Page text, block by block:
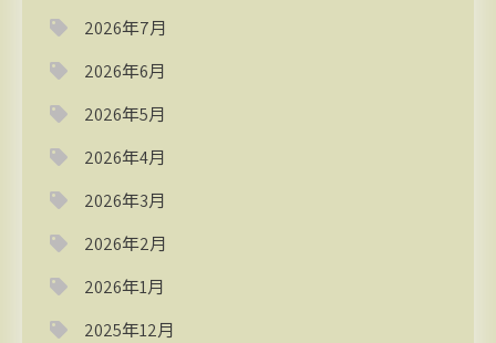
2026年7月
2026年6月
2026年5月
2026年4月
2026年3月
2026年2月
2026年1月
2025年12月